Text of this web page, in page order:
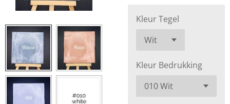
Kleur Tegel
Kleur Bedrukking